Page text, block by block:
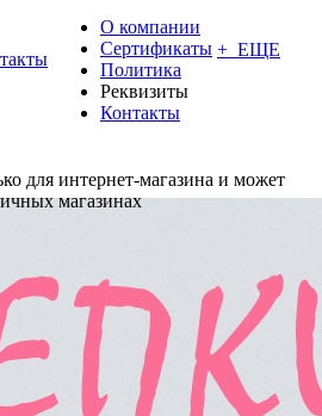
О компании
Сертификаты
Политика
Реквизиты
Контакты
+ ЕЩЕ
для интернет-магазина и может
магазинах